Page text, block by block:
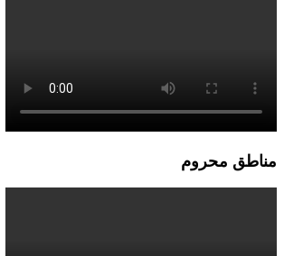
مناطق محروم